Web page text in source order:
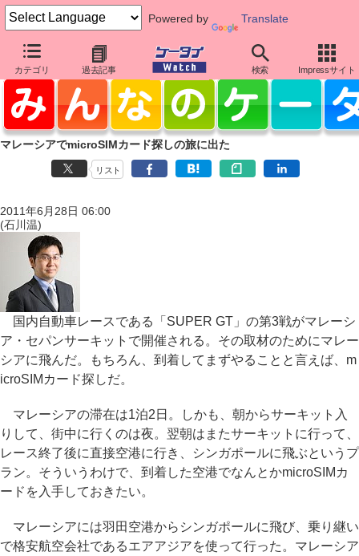
Powered by Translate
カテゴリ 過去記事 検索 Impressサイト
マレーシアでmicroSIMカード探しの旅に出た
リスト
2011年6月28日 06:00
(石川温)
国内自動車レースである「SUPER GT」の第3戦がマレーシ
ア・セパンサーキットで開催される。その取材のためにマレー
シアに飛んだ。もちろん、到着してまずやることと言えば、m
icroSIMカード探しだ。
マレーシアの滞在は1泊2日。しかも、朝からサーキット入
りして、街中に行くのは夜。翌朝はまたサーキットに行って、
レース終了後に直接空港に行き、シンガポールに飛ぶというプ
ラン。そういうわけで、到着した空港でなんとかmicroSIMカ
ードを入手しておきたい。
マレーシアには羽田空港からシンガポールに飛び、乗り継い
で格安航空会社であるエアアジアを使って行った。マレーシア